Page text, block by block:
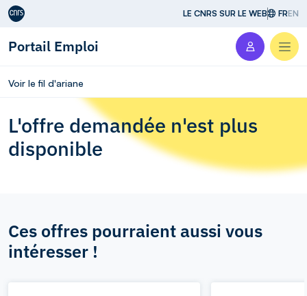
Aller au contenu LE CNRS SUR LE WEB FREN
Portail Emploi
Voir le fil d'ariane
L'offre demandée n'est plus
disponible
Ces offres pourraient aussi vous
intéresser !